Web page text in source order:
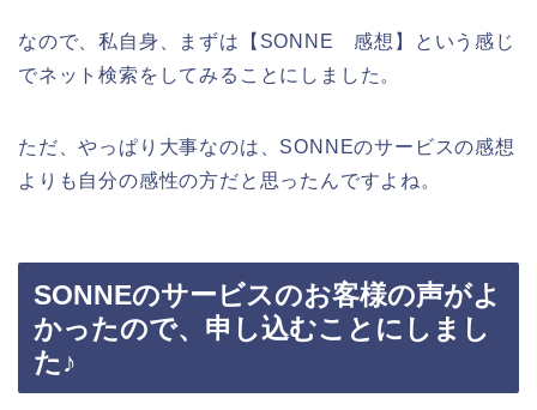
なので、私自身、まずは【SONNE 感想】という感じ
でネット検索をしてみることにしました。
ただ、やっぱり大事なのは、SONNEのサービスの感想
よりも自分の感性の方だと思ったんですよね。
SONNEのサービスのお客様の声がよ
かったので、申し込むことにしまし
た♪